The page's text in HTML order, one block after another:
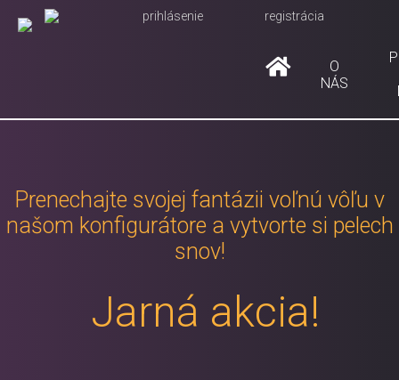
O
NÁS
prihlásenie registrácia
Prenechajte svojej fantázii voľnú vôľu v
našom konfigurátore a vytvorte si pelech
snov!
Jarná akcia!